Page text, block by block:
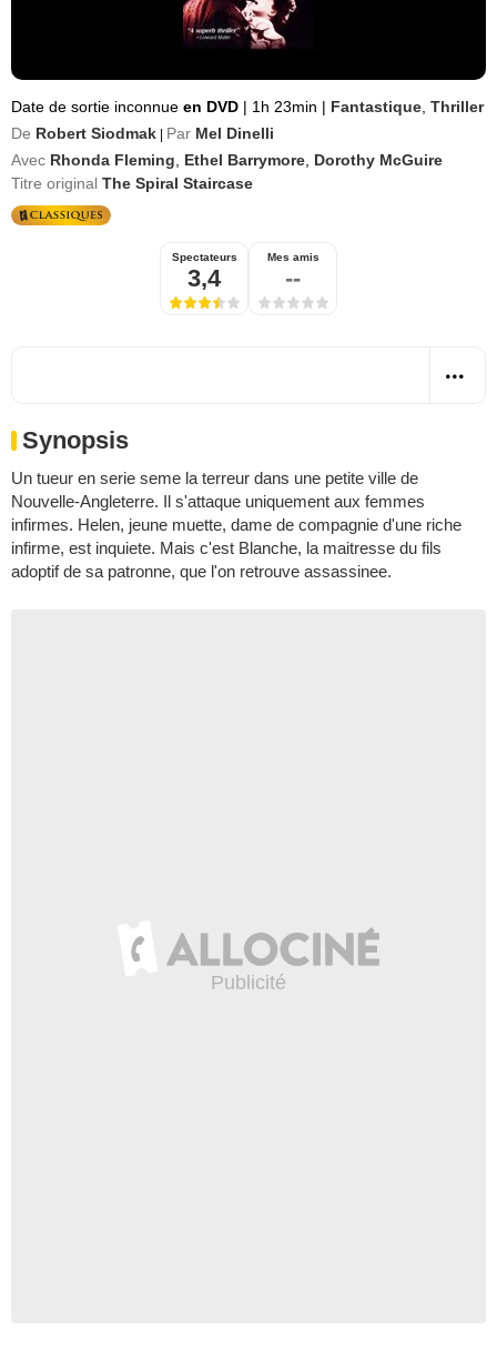
Date de sortie inconnue en DVD | 1h 23min | Fantastique Thriller
De Robert Siodmak Par Mel Dinelli
Avec Rhonda Fleming Ethel Barrymore Dorothy McGuire
Titre original The Spiral Staircase
Spectateurs
3,4
Mes amis
--
Synopsis
Un tueur en serie seme la terreur dans une petite ville de
Nouvelle-Angleterre. Il s'attaque uniquement aux femmes
infirmes. Helen, jeune muette, dame de compagnie d'une riche
infirme, est inquiete. Mais c'est Blanche, la maitresse du fils
adoptif de sa patronne, que l'on retrouve assassinee.